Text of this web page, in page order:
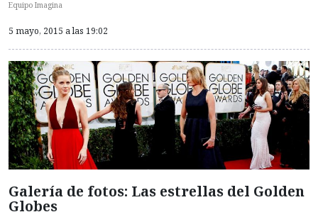
Equipo Imagina
5 mayo, 2015 a las 19:02
Galería de fotos: Las estrellas del Golden
Globes